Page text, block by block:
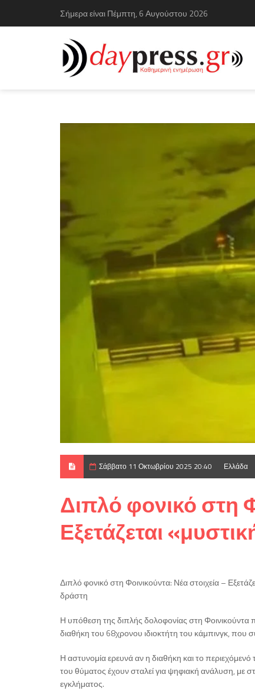
Σήμερα είναι Πέμπτη, 6 Αυγούστου 2026
Σάββατο 11 Οκτωβρίου 2025 20:40 Ελλάδα
Διπλό φονικό στη
Εξετάζεται
Διπλό φονικό στη Φοινικούντα: Νέα στοιχεία –
δράστη
Η υπόθεση της διπλής δολοφονίας στη Φοινικούντα
διαθήκη του 68χρονου ιδιοκτήτη του κάμπινγκ, που
Η αστυνομία ερευνά αν η διαθήκη και το
του θύματος έχουν σταλεί για ψηφιακή ανάλυση, με
εγκλήματος.